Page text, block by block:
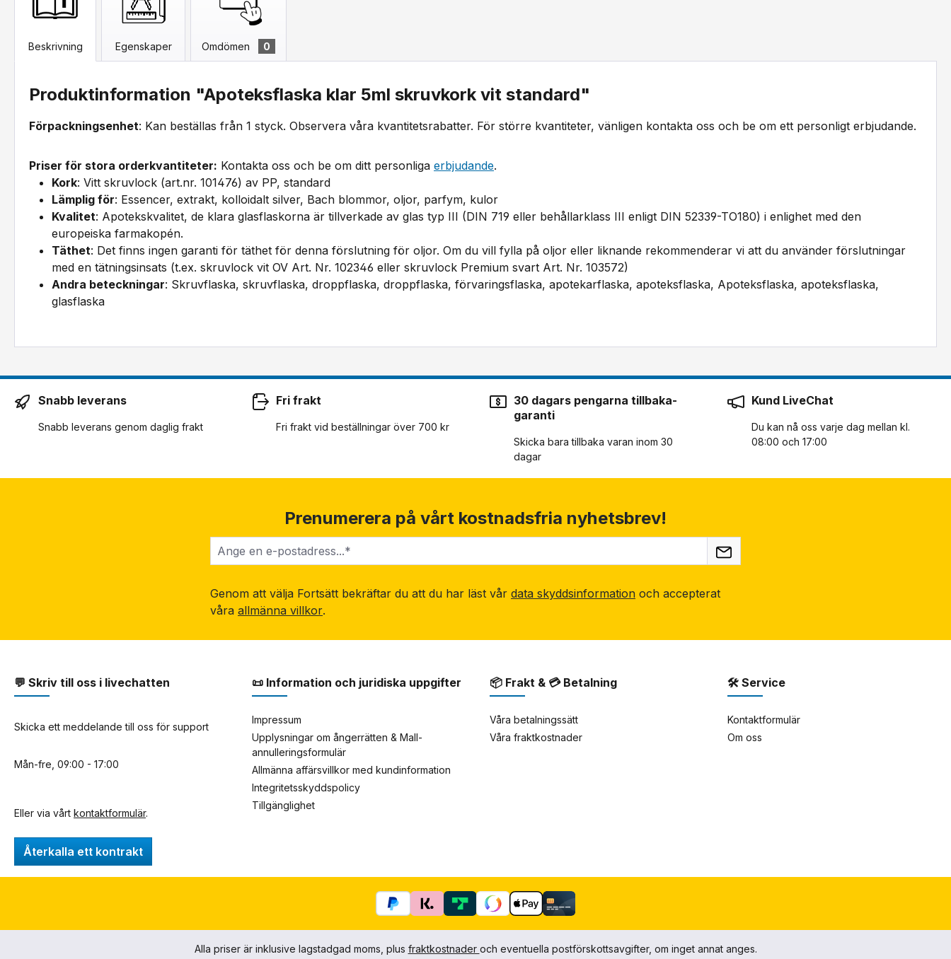
Beskrivning Egenskaper Omdömen 0
Produktinformation "Apoteksflaska klar 5ml skruvkork vit standard"
Förpackningsenhet: Kan beställas från 1 styck. Observera våra kvantitetsrabatter. För större kvantiteter, vänligen kontakta oss och be om ett personligt erbjudande.
Priser för stora orderkvantiteter: Kontakta oss och be om ditt personliga erbjudande.
Kork: Vitt skruvlock (art.nr. 101476) av PP, standard
Lämplig för: Essencer, extrakt, kolloidalt silver, Bach blommor, oljor, parfym, kulor
Kvalitet: Apotekskvalitet, de klara glasflaskorna är tillverkade av glas typ III (DIN 719 eller behållarklass III enligt DIN 52339-TO180) i enlighet med den
europeiska farmakopén.
Täthet: Det finns ingen garanti för täthet för denna förslutning för oljor. Om du vill fylla på oljor eller liknande rekommenderar vi att du använder förslutningar
med en tätningsinsats (t.ex. skruvlock vit OV Art. Nr. 102346 eller skruvlock Premium svart Art. Nr. 103572)
Andra beteckningar: Skruvflaska, skruvflaska, droppflaska, droppflaska, förvaringsflaska, apotekarflaska, apoteksflaska, Apoteksflaska, apoteksflaska,
glasflaska
Snabb leverans
Snabb leverans genom daglig frakt
Fri frakt
Fri frakt vid beställningar över 700 kr
30 dagars pengarna tillbaka-
garanti
Skicka bara tillbaka varan inom 30
dagar
Kund LiveChat
Du kan nå oss varje dag mellan kl.
08:00 och 17:00
Prenumerera på vårt kostnadsfria nyhetsbrev!
Genom att välja Fortsätt bekräftar du att du har läst vår data skyddsinformation och accepterat
våra allmänna villkor.
💬 Skriv till oss i livechatten
Skicka ett meddelande till oss för support
Mån-fre, 09:00 - 17:00
Eller via vårt kontaktformulär.
Återkalla ett kontrakt
📜 Information och juridiska uppgifter
Impressum
Upplysningar om ångerrätten & Mall-
annulleringsformulär
Allmänna affärsvillkor med kundinformation
Integritetsskyddspolicy
Tillgänglighet
📦 Frakt & 💳 Betalning
Våra betalningssätt
Våra fraktkostnader
🛠 Service
Kontaktformulär
Om oss
Alla priser är inklusive lagstadgad moms, plus fraktkostnader och eventuella postförskottsavgifter, om inget annat anges.